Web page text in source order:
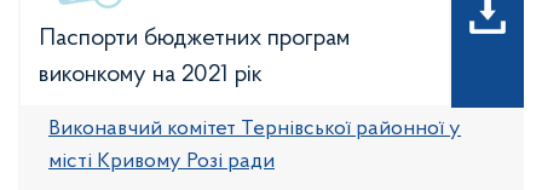
Паспорти бюджетних програм
виконкому на 2021 рік
Виконавчий комітет Тернівської районної у
місті Кривому Розі ради